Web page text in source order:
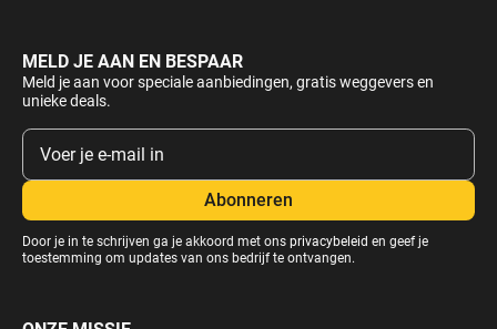
MELD JE AAN EN BESPAAR
Meld je aan voor speciale aanbiedingen, gratis weggevers en
unieke deals.
Door je in te schrijven ga je akkoord met ons privacybeleid en geef je
toestemming om updates van ons bedrijf te ontvangen.